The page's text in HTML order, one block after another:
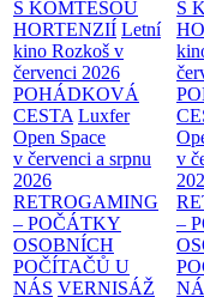
S KOMTESOU
HORTENZIÍ Letní
kino Rozkoš v
červenci 2026
POHÁDKOVÁ
CESTA Luxfer
Open Space
v červenci a srpnu
2026
RETROGAMING
– POČÁTKY
OSOBNÍCH
POČÍTAČŮ U
NÁS VERNISÁŽ
S
v
–